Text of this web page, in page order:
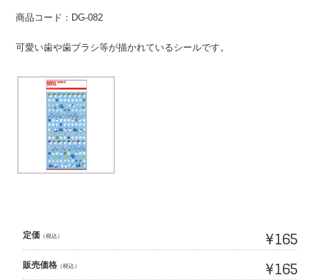
商品コード：DG-082
可愛い歯や歯ブラシ等が描かれているシールです。
定価 （税込） ¥165
販売価格 （税込） ¥165